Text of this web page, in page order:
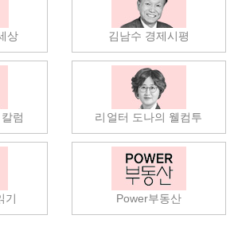
상 김남수 경제시평
럼 리얼터 도나의 웰컴투
기 Power부동산